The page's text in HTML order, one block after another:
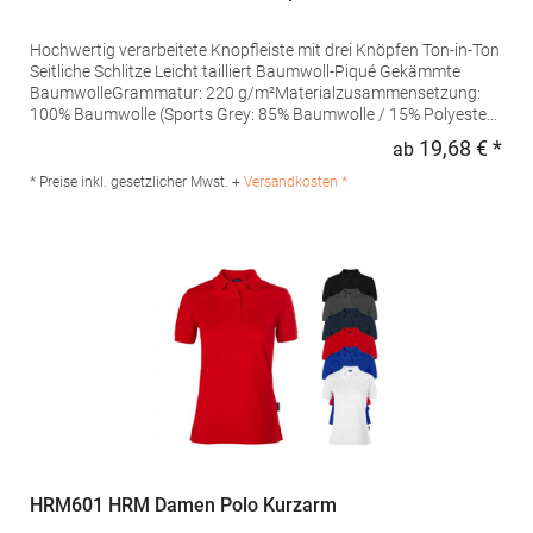
Hochwertig verarbeitete Knopfleiste mit drei Knöpfen Ton-in-Ton
Seitliche Schlitze Leicht tailliert Baumwoll-Piqué Gekämmte
BaumwolleGrammatur: 220 g/m²Materialzusammensetzung:
100% Baumwolle (Sports Grey: 85% Baumwolle / 15% Polyester),
Produktsicherheit: Herst.-Nr.: 4005FHersteller: Promodoro
Fashion GmbH Am Gatherhof 57 40472 Düsseldorf Deutschland
ab 19,68 € *
* Preise inkl. gesetzlicher Mwst. + Versandkosten *
HRM601 HRM Damen Polo Kurzarm